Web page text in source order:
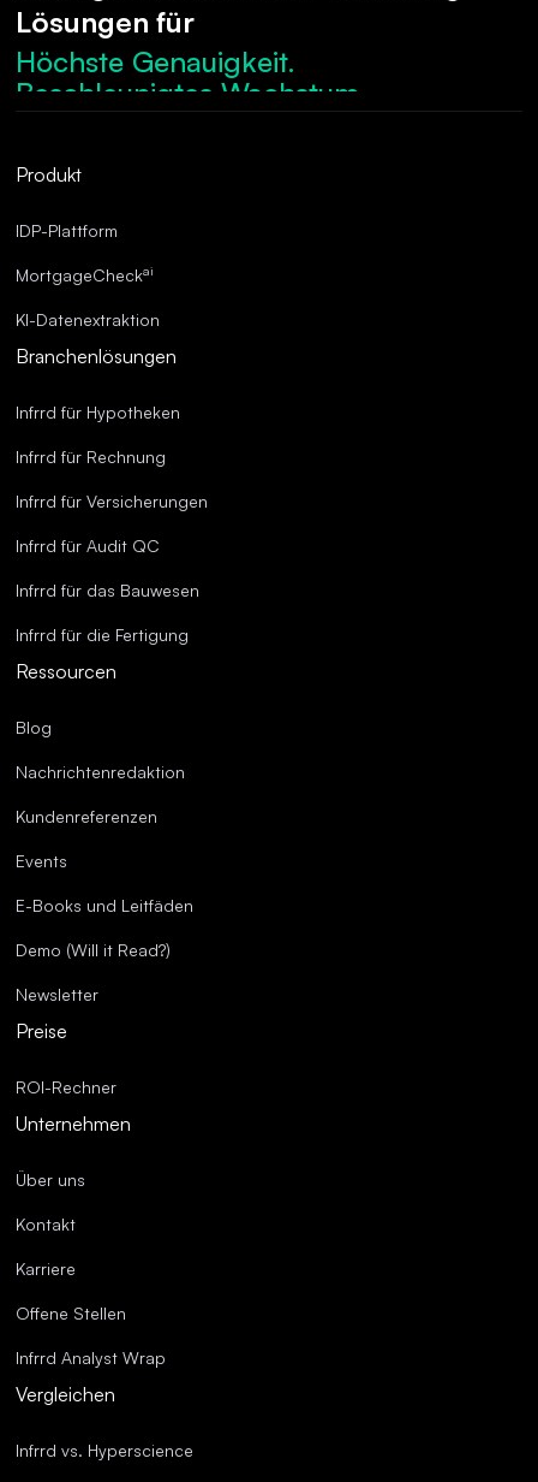
Lösungen für
Höchste Genauigkeit.
Beschleunigtes Wachstum.
Robuste Compliance.
Überragende Genauigkeit.
Produkt
IDP-Plattform
MortgageCheckai
KI-Datenextraktion
Branchenlösungen
Infrrd für Hypotheken
Infrrd für Rechnung
Infrrd für Versicherungen
Infrrd für Audit QC
Infrrd für das Bauwesen
Infrrd für die Fertigung
Ressourcen
Blog
Nachrichtenredaktion
Kundenreferenzen
Events
E-Books und Leitfäden
Demo (Will it Read?)
Newsletter
Preise
ROI-Rechner
Unternehmen
Über uns
Kontakt
Karriere
Offene Stellen
Infrrd Analyst Wrap
Vergleichen
Infrrd vs. Hyperscience